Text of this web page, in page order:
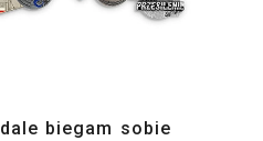
biegam sobie